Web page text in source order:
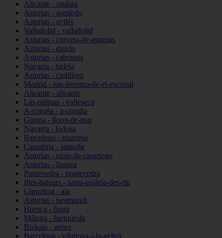
Alicante - ondara
Asturias - somiedo
Asturias - avilés
Valladolid - valladolid
Asturias - corvera-de-asturias
Asturias - quirós
Asturias - cabranes
Navarra - tudela
Asturias - cudillero
Madrid - san-lorenzo-de-el-escorial
Alicante - alicante
Las-palmas - valleseco
A-coruña - a-coruña
Girona - lloret-de-mar
Navarra - lodosa
Barcelona - manresa
Cantabria - santoña
Asturias - tapia-de-casariego
Asturias - llanera
Pontevedra - pontevedra
Illes-balears - santa-eulària-des-riu
Gipuzkoa - aia
Asturias - taramundi
Huesca - fraga
Málaga - fuengirola
Bizkaia - getxo
Barcelona - vilanova-i-la-geltrú